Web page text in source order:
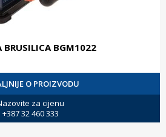
BRUSILICA BGM1022
O PROIZVODU
za cijenu
+387 32 460 333